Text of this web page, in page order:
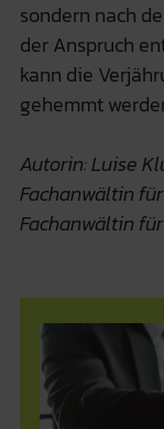
sondern nach
der Anspruch
kann die
gehemmt
Autorin: Luise
Fachanwältin
Fachanwältin